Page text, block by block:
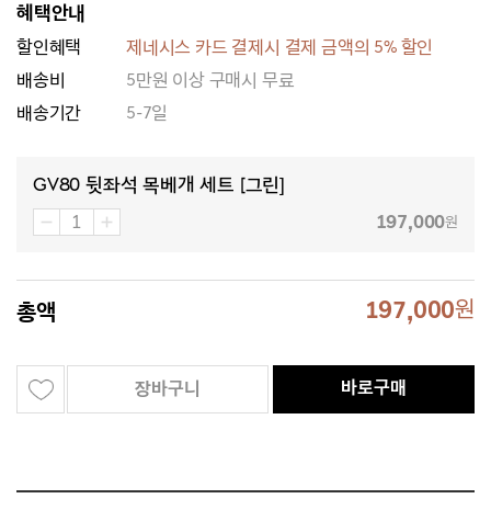
혜택안내
할인혜택
제네시스 카드 결제시 결제 금액의 5% 할인
배송비
5만원 이상 구매시 무료
배송기간
5-7일
GV80 뒷좌석 목베개 세트 [그린]
197,000원
총액 197,000원
장바구니 바로구매